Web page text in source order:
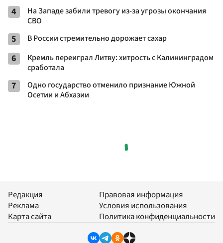
4
На Западе забили тревогу из-за угрозы окончания
СВО
5 В России стремительно дорожает сахар
6
Кремль переиграл Литву: хитрость с Калининградом
сработала
7
Одно государство отменило признание Южной
Осетии и Абхазии
Редакция
Реклама
Карта сайта
Правовая информация
Условия использования
Политика конфиденциальности